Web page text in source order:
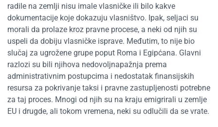
radile na zemlji nisu imale vlasničke ili bilo kakve
dokumentacije koje dokazuju vlasništvo. Ipak, seljaci su
morali da prolaze kroz pravne procese, a neki od njih su
uspeli da dobiju vlasničke isprave. Međutim, to nije bio
slučaj za ugrožene grupe poput Roma i Egipćana. Glavni
razlozi su bili njihova nedovoljnapažnja prema
administrativnim postupcima i nedostatak finansijskih
resursa za pokrivanje taksi i pravne zastupljenosti potrebne
za taj proces. Mnogi od njih su na kraju emigrirali u zemlje
EU i drugde, ali tokom vremena, neki su odlučili da se vrate.